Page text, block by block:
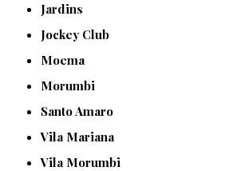
Jardins
Jockey Club
Moema
Morumbi
Santo Amaro
Vila Mariana
Vila Morumbi